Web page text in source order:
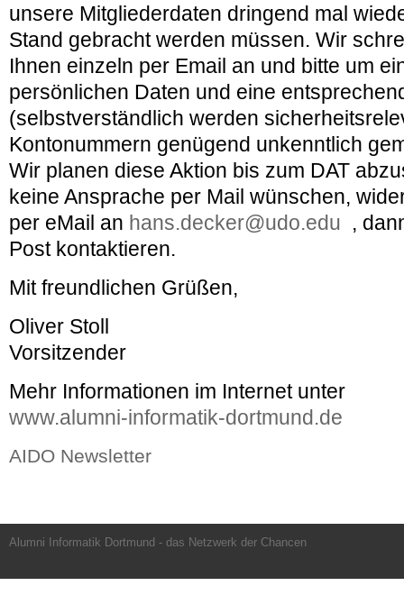
unsere Mitgliederdaten dringend mal
Stand gebracht werden müssen. Wir
Ihnen einzeln per Email an und bitte um
persönlichen Daten und eine
(selbstverständlich werden
Kontonummern genügend unkenntlich
Wir planen diese Aktion bis zum DAT
keine Ansprache per Mail wünschen,
per eMail an hans.decker@udo.edu ,
Post kontaktieren.
Mit freundlichen Grüßen,
Oliver Stoll
Vorsitzender
Mehr Informationen im Internet unter
www.alumni-informatik-dortmund.de
AIDO Newsletter
Alumni Informatik Dortmund - das Netzwerk der Chancen